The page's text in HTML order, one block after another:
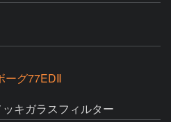
ーグ77EDⅡ
キガラスフィルター